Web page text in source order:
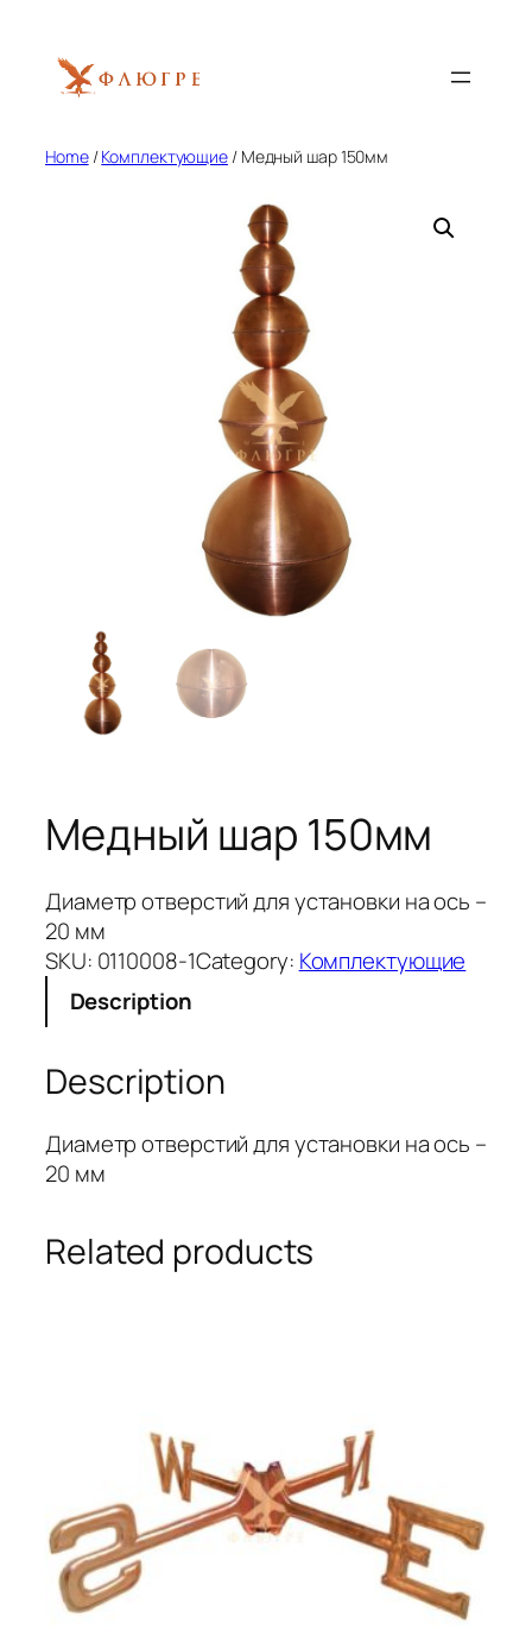
content
Home/Комплектующие / Медный шар 150мм
Медный шар 150мм
Диаметр отверстий для установки на ось –
20 мм
SKU: 0110008-1Category: Комплектующие
Description
Description
Диаметр отверстий для установки на ось –
20 мм
Related products